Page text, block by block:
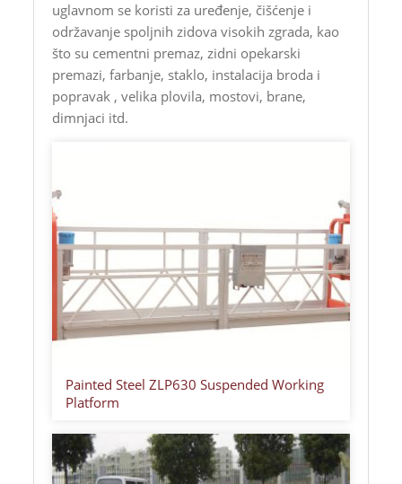
uglavnom se koristi za uređenje, čišćenje i
održavanje spoljnih zidova visokih zgrada, kao
što su cementni premaz, zidni opekarski
premazi, farbanje, staklo, instalacija broda i
popravak , velika plovila, mostovi, brane,
dimnjaci itd.
Painted Steel ZLP630 Suspended Working
Platform